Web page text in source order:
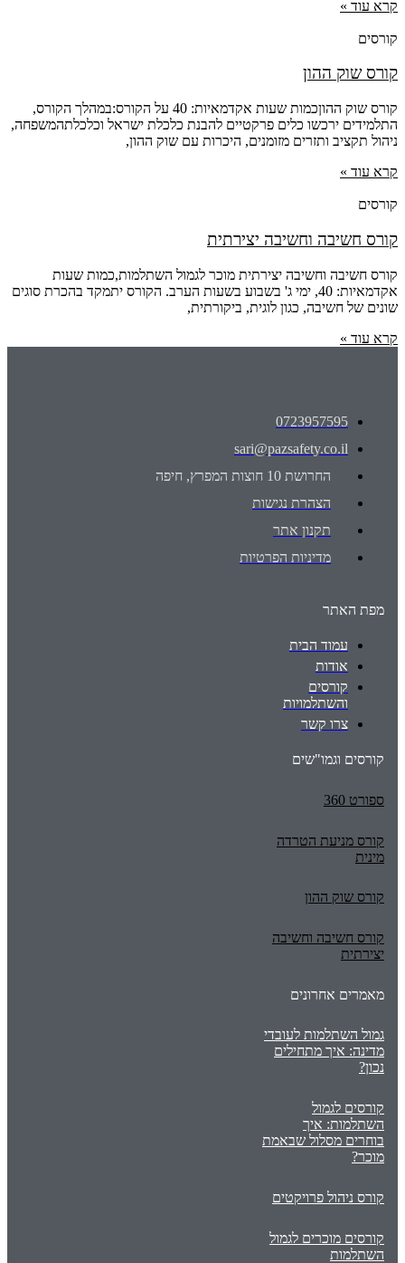
קרא עוד »
קורסים
קורס שוק ההון
קורס שוק ההוןכמות שעות אקדמאיות: 40 על הקורס:במהלך הקורס,
התלמידים ירכשו כלים פרקטיים להבנת כלכלת ישראל וכלכלתהמשפחה,
ניהול תקציב ותזרים מזומנים, היכרות עם שוק ההון,
קרא עוד »
קורסים
קורס חשיבה וחשיבה יצירתית
קורס חשיבה וחשיבה יצירתית מוכר לגמול השתלמות,כמות שעות
אקדמאיות: 40, ימי ג' בשבוע בשעות הערב. הקורס יתמקד בהכרת סוגים
שונים של חשיבה, כגון לוגית, ביקורתית,
קרא עוד »
0723957595
sari@pazsafety.co.il
החרושת 10 חוצות המפרץ, חיפה
הצהרת נגישות
תקנון אתר
מדיניות הפרטיות
מפת האתר
עמוד הבית
אודות
קורסים
והשתלמויות
צרו קשר
קורסים וגמו"שים
ספורט 360
קורס מניעת הטרדה
מינית
קורס שוק ההון
קורס חשיבה וחשיבה
יצירתית
מאמרים אחרונים
גמול השתלמות לעובדי
מדינה: איך מתחילים
נכון?
קורסים לגמול
השתלמות: איך
בוחרים מסלול שבאמת
מוכר?
קורס ניהול פרויקטים
קורסים מוכרים לגמול
השתלמות